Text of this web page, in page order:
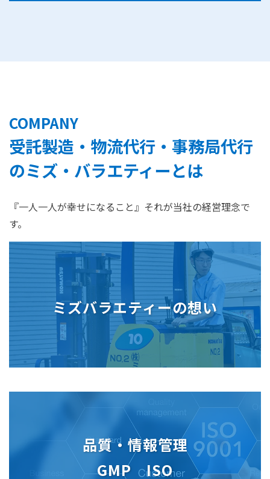
COMPANY
受託製造・物流代行・事務局代行
のミズ・バラエティーとは
『一人一人が幸せになること』それが当社の経営理念で
す。
ミズバラエティーの想い
品質・情報管理
GMP ISO